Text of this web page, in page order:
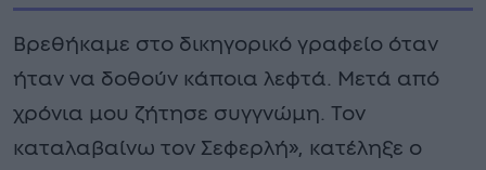
Βρεθήκαμε στο δικηγορικό γραφείο όταν
ήταν να δοθούν κάποια λεφτά. Μετά από
χρόνια μου ζήτησε συγγνώμη. Τον
καταλαβαίνω τον Σεφερλή», κατέληξε ο